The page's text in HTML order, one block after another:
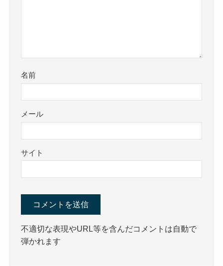
名前
メール
サイト
不適切な表現やURL等を含んだコメントは自動で
弾かれます